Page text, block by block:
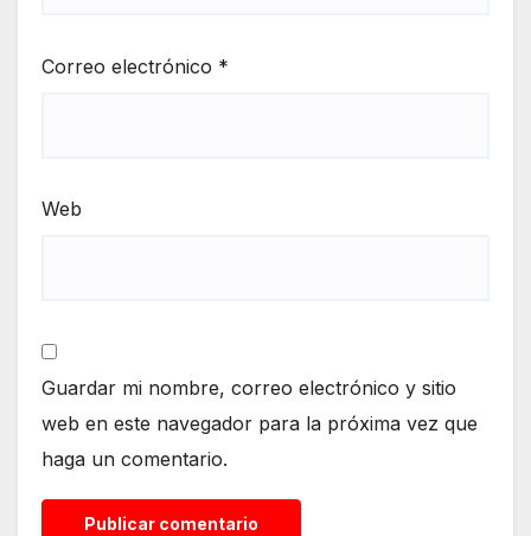
Correo electrónico *
Web
Guardar mi nombre, correo electrónico y sitio
web en este navegador para la próxima vez que
haga un comentario.